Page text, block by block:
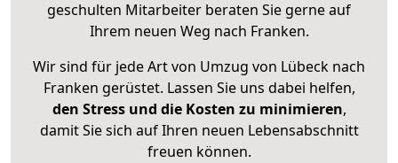
geschulten Mitarbeiter beraten Sie gerne auf
Ihrem neuen Weg nach Franken.
Wir sind für jede Art von Umzug von Lübeck nach
Franken gerüstet. Lassen Sie uns dabei helfen,
den Stress und die Kosten zu minimieren,
damit Sie sich auf Ihren neuen Lebensabschnitt
freuen können.